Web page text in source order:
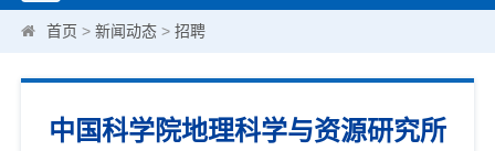
navigation
首页 >新闻动态 >招聘
中国科学院地理科学与资源研究所